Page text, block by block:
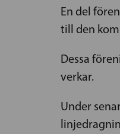
En del
till den
Dessa
verkar.
Under